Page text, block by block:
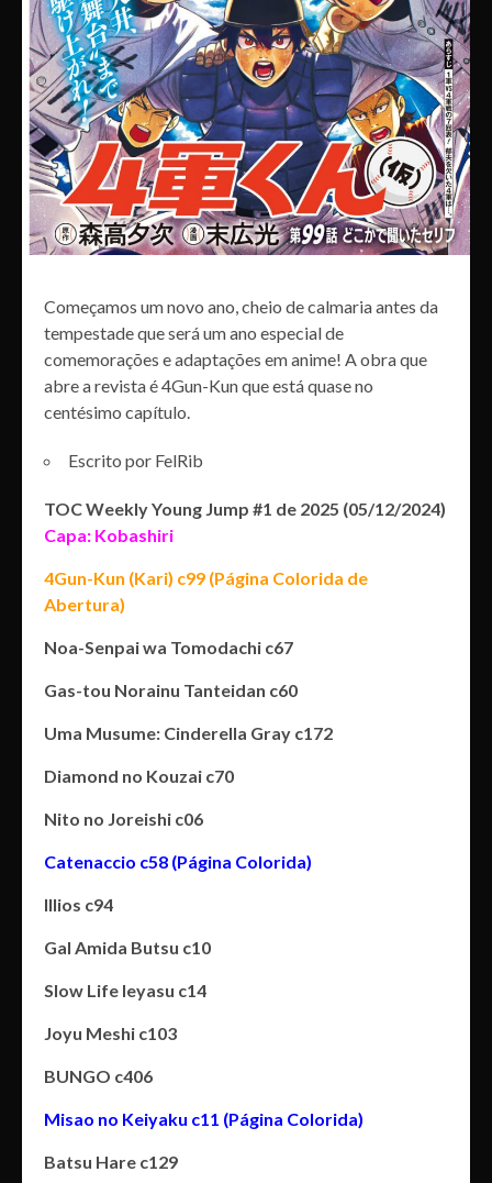
Começamos um novo ano, cheio de calmaria antes da
tempestade que será um ano especial de
comemorações e adaptações em anime! A obra que
abre a revista é 4Gun-Kun que está quase no
centésimo capítulo.
Escrito por FelRib
TOC Weekly Young Jump #1 de 2025 (05/12/2024)
Capa: Kobashiri
4Gun-Kun (Kari) c99 (Página Colorida de
Abertura)
Noa-Senpai wa Tomodachi c67
Gas-tou Norainu Tanteidan c60
Uma Musume: Cinderella Gray c172
Diamond no Kouzai c70
Nito no Joreishi c06
Catenaccio c58 (Página Colorida)
Illios c94
Gal Amida Butsu c10
Slow Life Ieyasu c14
Joyu Meshi c103
BUNGO c406
Misao no Keiyaku c11 (Página Colorida)
Batsu Hare c129